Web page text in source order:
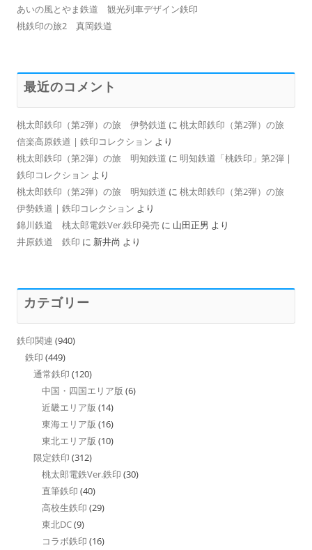
あいの風とやま鉄道 観光列車デザイン鉄印
桃鉄印の旅2 真岡鉄道
最近のコメント
桃太郎鉄印（第2弾）の旅 伊勢鉄道 に 桃太郎鉄印（第2弾）の旅
信楽高原鉄道 | 鉄印コレクション より
桃太郎鉄印（第2弾）の旅 明知鉄道 に 明知鉄道「桃鉄印」第2弾 |
鉄印コレクション より
桃太郎鉄印（第2弾）の旅 明知鉄道 に 桃太郎鉄印（第2弾）の旅
伊勢鉄道 | 鉄印コレクション より
錦川鉄道 桃太郎電鉄Ver.鉄印発売 に 山田正男 より
井原鉄道 鉄印 に 新井尚 より
カテゴリー
鉄印関連 (940)
鉄印 (449)
通常鉄印 (120)
中国・四国エリア版 (6)
近畿エリア版 (14)
東海エリア版 (16)
東北エリア版 (10)
限定鉄印 (312)
桃太郎電鉄Ver.鉄印 (30)
直筆鉄印 (40)
高校生鉄印 (29)
東北DC(9)
コラボ鉄印 (16)